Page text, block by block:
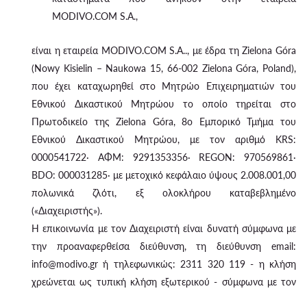
MODIVO.COM S.A.,
είναι η εταιρεία MODIVO.COM S.A.., με έδρα τη Zielona Góra
(Nowy Kisielin – Naukowa 15, 66-002 Zielona Góra, Poland),
που έχει καταχωρηθεί στο Μητρώο Επιχειρηματιών του
Εθνικού Δικαστικού Μητρώου το οποίο τηρείται στο
Πρωτοδικείο της Zielona Góra, 8ο Εμπορικό Τμήμα του
Εθνικού Δικαστικού Μητρώου, με τον αριθμό KRS:
0000541722· ΑΦΜ: 9291353356· REGON: 970569861·
BDO: 000031285· με μετοχικό κεφάλαιο ύψους 2.008.001,00
πολωνικά ζλότι, εξ ολοκλήρου καταβεβλημένο
(«Διαχειριστής»).
Η επικοινωνία με τον Διαχειριστή είναι δυνατή σύμφωνα με
την προαναφερθείσα διεύθυνση, τη διεύθυνση email:
info@modivo.gr ή τηλεφωνικώς: 2311 320 119 - η κλήση
χρεώνεται ως τυπική κλήση εξωτερικού - σύμφωνα με τον